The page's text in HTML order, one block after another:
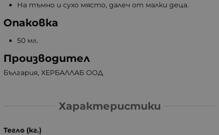
На тъмно и сухо място, далеч от малки деца.
Опаковка
50 мл.
Производител
България, ХЕРБАЛЛАБ ООД
Характеристики
Тегло (кг.)